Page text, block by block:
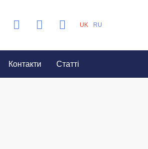
UK RU
Контакти Статті